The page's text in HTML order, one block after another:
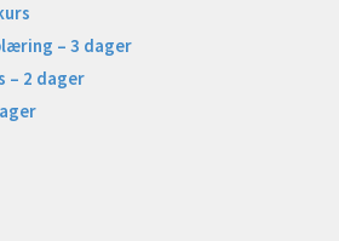
– 3 dager
– 2 dager